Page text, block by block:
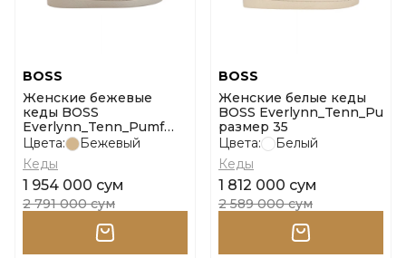
BOSS
Женские бежевые
кеды BOSS
Everlynn_Tenn_Pumf
размер 35
Цвета:
Бежевый
Кеды
1 954 000 сум
2 791 000 сум
BOSS
Женские белые кеды
BOSS Everlynn_Tenn_Pu
размер 35
Цвета:
Белый
Кеды
1 812 000 сум
2 589 000 сум